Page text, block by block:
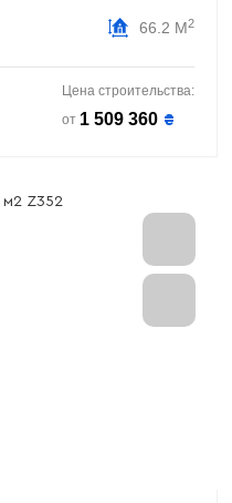
66.2 М2
Цена строительства:
от 1 509 360 ₴